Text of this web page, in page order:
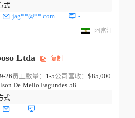
式
jag**@**.com -
阿富汗
Ltda
复制
26 员工数量： 1-5公司营收： $85,000
De Mello Fagundes 58
式
- -